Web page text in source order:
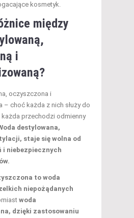
kosmetyk.
między
i
oczyszczona i
– choć każda z nich służy do
przechodzi odmienny
destylowana,
staje się wolna od
i niebezpiecznych
to woda
niepożądanych
woda
dzięki zastosowaniu